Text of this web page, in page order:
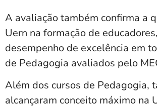
A avaliação também confirma a
Uern na formação de
desempenho de excelência em
de Pedagogia avaliados pelo
Além dos cursos de Pedagogia,
alcançaram conceito máximo na